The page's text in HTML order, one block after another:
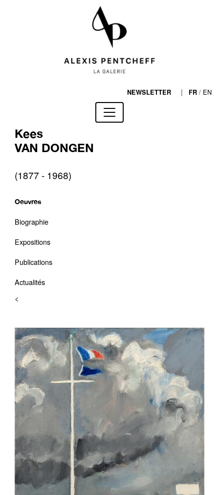
NEWSLETTER | FR / EN
Kees
VAN DONGEN
(1877 - 1968)
Oeuvres
Biographie
Expositions
Publications
Actualités
<